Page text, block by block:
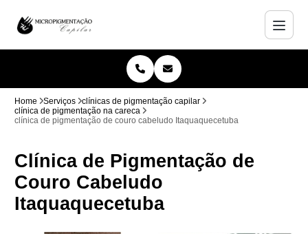
Home Serviços
clínicas de pigmentação capilar
clínica de pigmentação na careca
clínica de pigmentação de couro cabeludo Itaquaquecetuba
Clínica de Pigmentação de
Couro Cabeludo
Itaquaquecetuba